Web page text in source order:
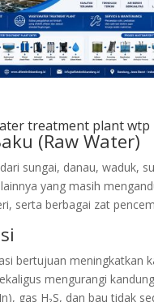
treatment plant wtp
(Raw Water)
sungai, danau, waduk,
yang masih
serta berbagai zat
bertujuan meningkatkan
mengurangi
gas H₂S, dan bau tidak